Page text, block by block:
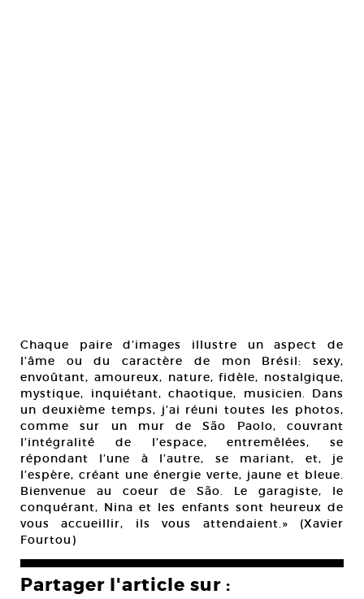
Chaque paire d’images illustre un aspect de
l’âme ou du caractère de mon Brésil: sexy,
envoûtant, amoureux, nature, fidèle, nostalgique,
mystique, inquiétant, chaotique, musicien. Dans
un deuxième temps, j’ai réuni toutes les photos,
comme sur un mur de São Paolo, couvrant
l’intégralité de l’espace, entremêlées, se
répondant l’une à l’autre, se mariant, et, je
l’espère, créant une énergie verte, jaune et bleue.
Bienvenue au coeur de São. Le garagiste, le
conquérant, Nina et les enfants sont heureux de
vous accueillir, ils vous attendaient.» (Xavier
Fourtou)
Partager l'article sur :